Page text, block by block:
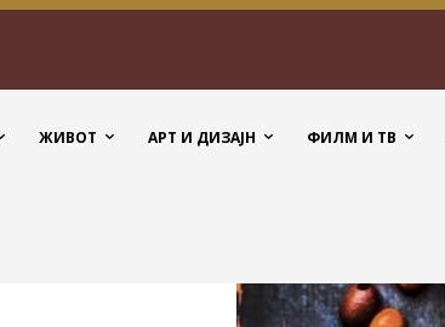
ЖИВОТ АРТ И ДИЗАЈН ФИЛМ И ТВ